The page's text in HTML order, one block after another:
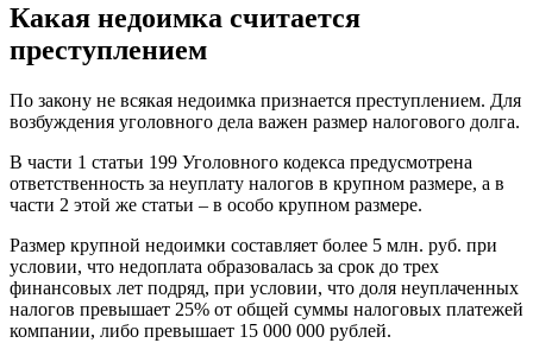
Какая недоимка считается
преступлением
По закону не всякая недоимка признается преступлением. Для
возбуждения уголовного дела важен размер налогового долга.
В части 1 статьи 199 Уголовного кодекса предусмотрена
ответственность за неуплату налогов в крупном размере, а в
части 2 этой же статьи – в особо крупном размере.
Размер крупной недоимки составляет более 5 млн. руб. при
условии, что недоплата образовалась за срок до трех
финансовых лет подряд, при условии, что доля неуплаченных
налогов превышает 25% от общей суммы налоговых платежей
компании, либо превышает 15 000 000 рублей.